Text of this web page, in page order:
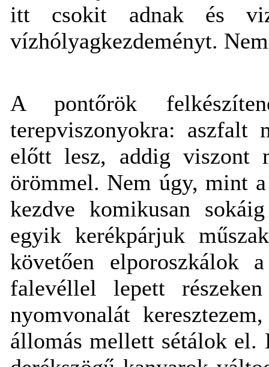
itt csokit adnak és
vízhólyagkezdeményt.
A pontőrök
terepviszonyokra: aszfalt
előtt lesz, addig viszont
örömmel. Nem úgy, mint
kezdve komikusan
egyik kerékpárjuk
követően elporoszkálok
falevéllel lepett
nyomvonalát
állomás mellett sétálok el.